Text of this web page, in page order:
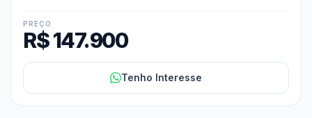
PREÇO
R$ 147.900
Tenho Interesse